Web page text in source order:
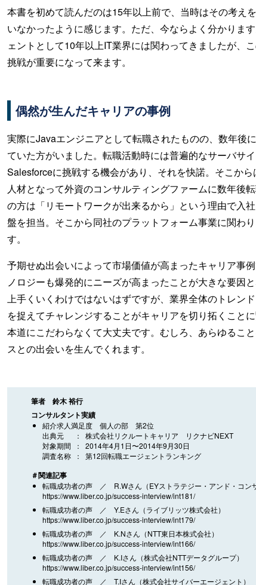
本書を初めて読んだのは15年以上前で、当時はその考え
いなかったように感じます。ただ、今ならよく分かりま
ェントとして10年以上IT業界には関わってきましたが、
挑戦が重要になって来ます。
偶然が生んだキャリアの事例
実際にJavaエンジニアとして転職されたものの、数年後
ていた方がいました。転職活動時には普遍的なサーバサ
Salesforceに挑戦する機会があり、それを快諾。そこか
人材となって外資のコンサルティングファームに数年後
の方は「リモートワークが出来るから」という理由で入
盤を担当。そこから同社のプラットフォーム事業に関わ
す。
予期せぬ出会いによって市場価値が高まったキャリア事
ノロジーも爆発的にニーズが高まったことが大きな要因
上手くいくわけではないはずですが、業界全体のトレン
を捉えてチャレンジすることがキャリアを切り拓くこと
本道にこだわらなくて大丈夫です。むしろ、あらゆるこ
スとの出会いを生んでくれます。
筆者 鈴木 裕行
コンサルタント実績
紹介求人満足度 個人の部 第2位
出典元
株式会社リクルートキャリア リクナビNEXT
対象期間
2014年4月1日〜2014年9月30日
調査名称
第12回転職エージェントランキング
＃関連記事
転職成功者の声 ／ R.Wさん（EYストラテジー・アンド・コン
https://www.liber.co.jp/success-interview/int181/
転職成功者の声 ／ Y.Eさん（ライブリッツ株式会社）
https://www.liber.co.jp/success-interview/int179/
転職成功者の声 ／ K.Nさん（NTT東日本株式会社）
https://www.liber.co.jp/success-interview/int166/
転職成功者の声 ／ K.Iさん（株式会社NTTデータグループ）
https://www.liber.co.jp/success-interview/int156/
転職成功者の声 ／ T.Iさん（株式会社サイバーエージェント）